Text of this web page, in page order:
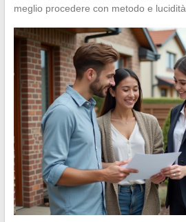
meglio procedere con metodo e lucidità.